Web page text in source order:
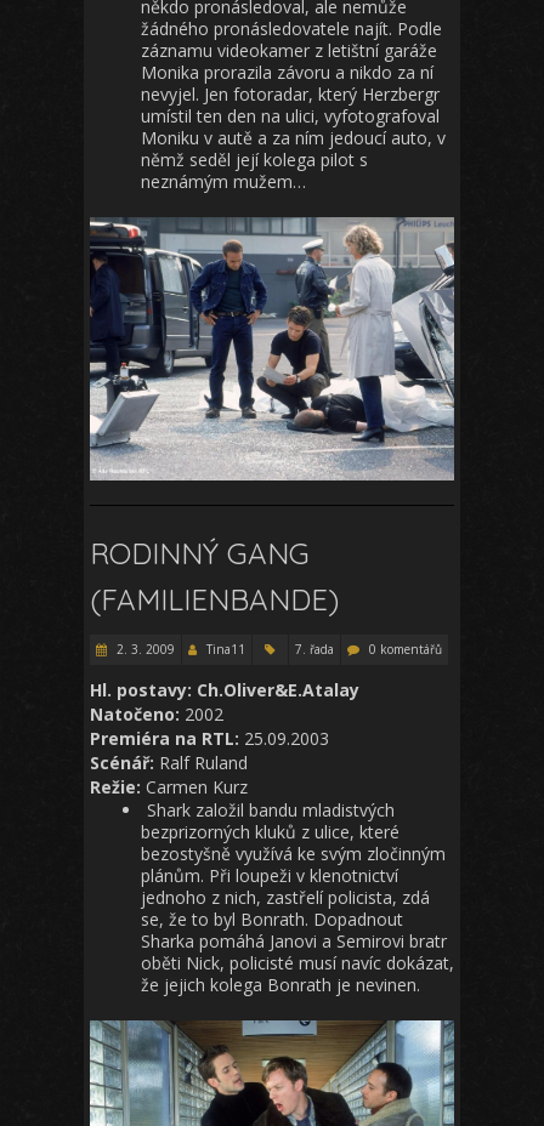
někdo pronásledoval, ale nemůže
žádného pronásledovatele najít. Podle
záznamu videokamer z letištní garáže
Monika prorazila závoru a nikdo za ní
nevyjel. Jen fotoradar, který Herzbergr
umístil ten den na ulici, vyfotografoval
Moniku v autě a za ním jedoucí auto, v
němž seděl její kolega pilot s
neznámým mužem…
RODINNÝ GANG
(FAMILIENBANDE)
2. 3. 2009 Tina11 7. řada 0 komentářů
Hl. postavy: Ch.Oliver&E.Atalay
Natočeno: 2002
Premiéra na RTL: 25.09.2003
Scénář: Ralf Ruland
Režie: Carmen Kurz
Shark založil bandu mladistvých
bezprizorných kluků z ulice, které
bezostyšně využívá ke svým zločinným
plánům. Při loupeži v klenotnictví
jednoho z nich, zastřelí policista, zdá
se, že to byl Bonrath. Dopadnout
Sharka pomáhá Janovi a Semirovi bratr
oběti Nick, policisté musí navíc dokázat,
že jejich kolega Bonrath je nevinen.